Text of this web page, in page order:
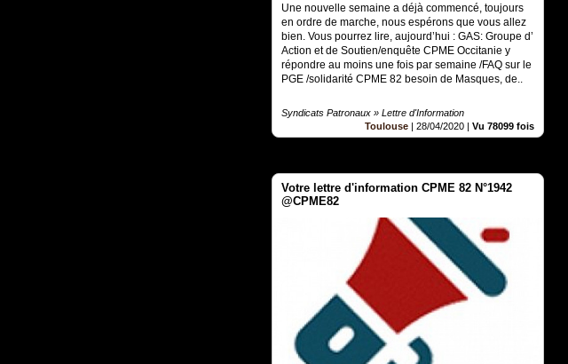
Une nouvelle semaine a déjà commencé, toujours
en ordre de marche, nous espérons que vous allez
bien. Vous pourrez lire, aujourd’hui : GAS: Groupe d’
Action et de Soutien/enquête CPME Occitanie y
répondre au moins une fois par semaine /FAQ sur le
PGE /solidarité CPME 82 besoin de Masques, de..
Syndicats Patronaux » Lettre d'Information
Toulouse |28/04/2020 |Vu 78099 fois
Votre lettre d'information CPME 82 N°1942
@CPME82